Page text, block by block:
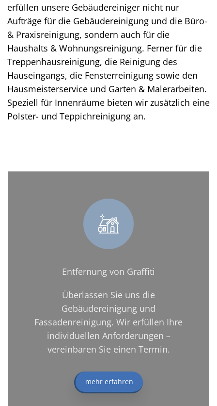
erfüllen unsere Gebäudereiniger nicht nur
Aufträge für die Gebäudereinigung und die Büro-
& Praxisreinigung, sondern auch für die
Haushalts & Wohnungsreinigung. Ferner für die
Treppenhausreinigung, die Reinigung des
Hauseingangs, die Fensterreinigung sowie den
Hausmeisterservice und Garten & Malerarbeiten.
Speziell für Innenräume bieten wir zusätzlich eine
Polster- und Teppichreinigung an.
Entfernung von Graffiti
Überlassen Sie uns die
Gebäudereinigung und
Fassadenreinigung. Wir erfüllen Ihre
individuellen Anforderungen –
vereinbaren Sie einen Termin.
mehr erfahren